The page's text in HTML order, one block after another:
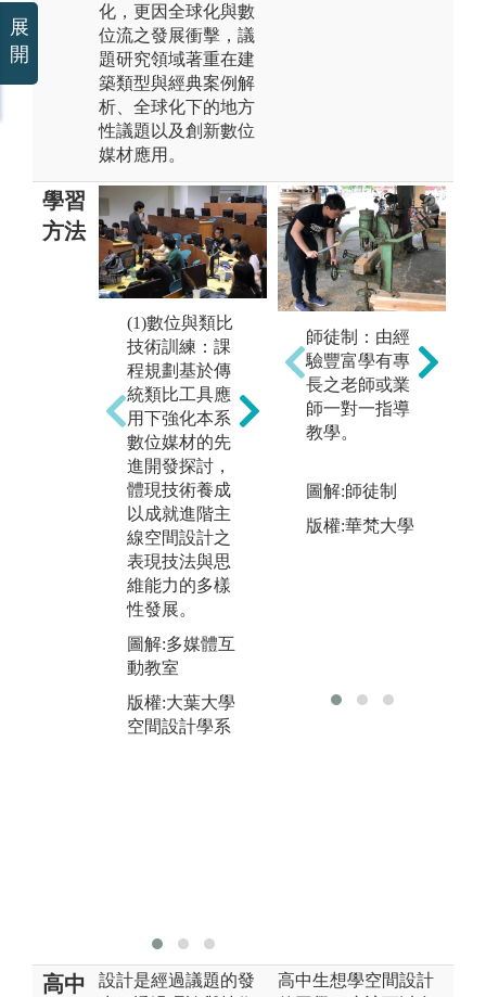
化，更因全球化與數
位流之發展衝擊，議
題研究領域著重在建
築類型與經典案例解
析、全球化下的地方
性議題以及創新數位
媒材應用。
學習
方法
(1)數位與類比
技術訓練：課
程規劃基於傳
統類比工具應
用下強化本系
數位媒材的先
進開發探討，
體現技術養成
以成就進階主
線空間設計之
表現技法與思
維能力的多樣
性發展。
圖解:多媒體互
動教室
版權:大葉大學
空間設計學系
譜研究 - 設計
九大家族歸納
- 經典案例解
析：時間推進
著世界的演
的痕跡則成為
知識與經驗。
藉由學習當代
構出全國唯一
師徒制：由經
驗豐富學有專
長之老師或業
師一對一指導
教學。
圖解:師徒制
版權:華梵大學
高中
設計是經過議題的發
高中生想學空間設計
展
開